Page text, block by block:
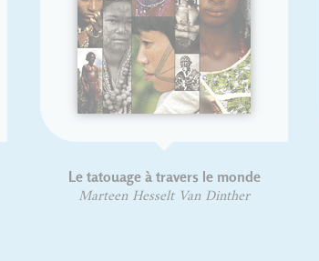
Le tatouage à travers le monde
Marteen Hesselt Van Dinther